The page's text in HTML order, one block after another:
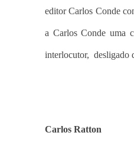
editor Carlos Conde
a Carlos Conde uma
interlocutor, desligado
Carlos Ratton